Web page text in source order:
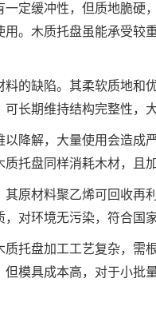
定缓冲性，但质地脆
。木质托盘虽能承受
的缺陷。其柔软质地
长期维持结构完整性，
降解，大量使用会造
托盘同样消耗木材，且
原材料聚乙烯可回收
对环境无污染，符合国
托盘加工工艺复杂，需
模具成本高，对于小